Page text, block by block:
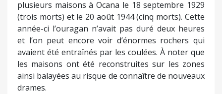
plusieurs maisons à Ocana le 18 septembre 1929
(trois morts) et le 20 août 1944 (cinq morts). Cette
année-ci l’ouragan n’avait pas duré deux heures
et l’on peut encore voir d’énormes rochers qui
avaient été entraînés par les coulées. À noter que
les maisons ont été reconstruites sur les zones
ainsi balayées au risque de connaître de nouveaux
drames.